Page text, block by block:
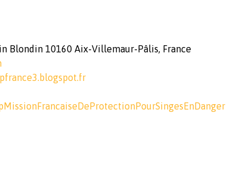
Blondin 10160 Aix-Villemaur-Pâlis, France